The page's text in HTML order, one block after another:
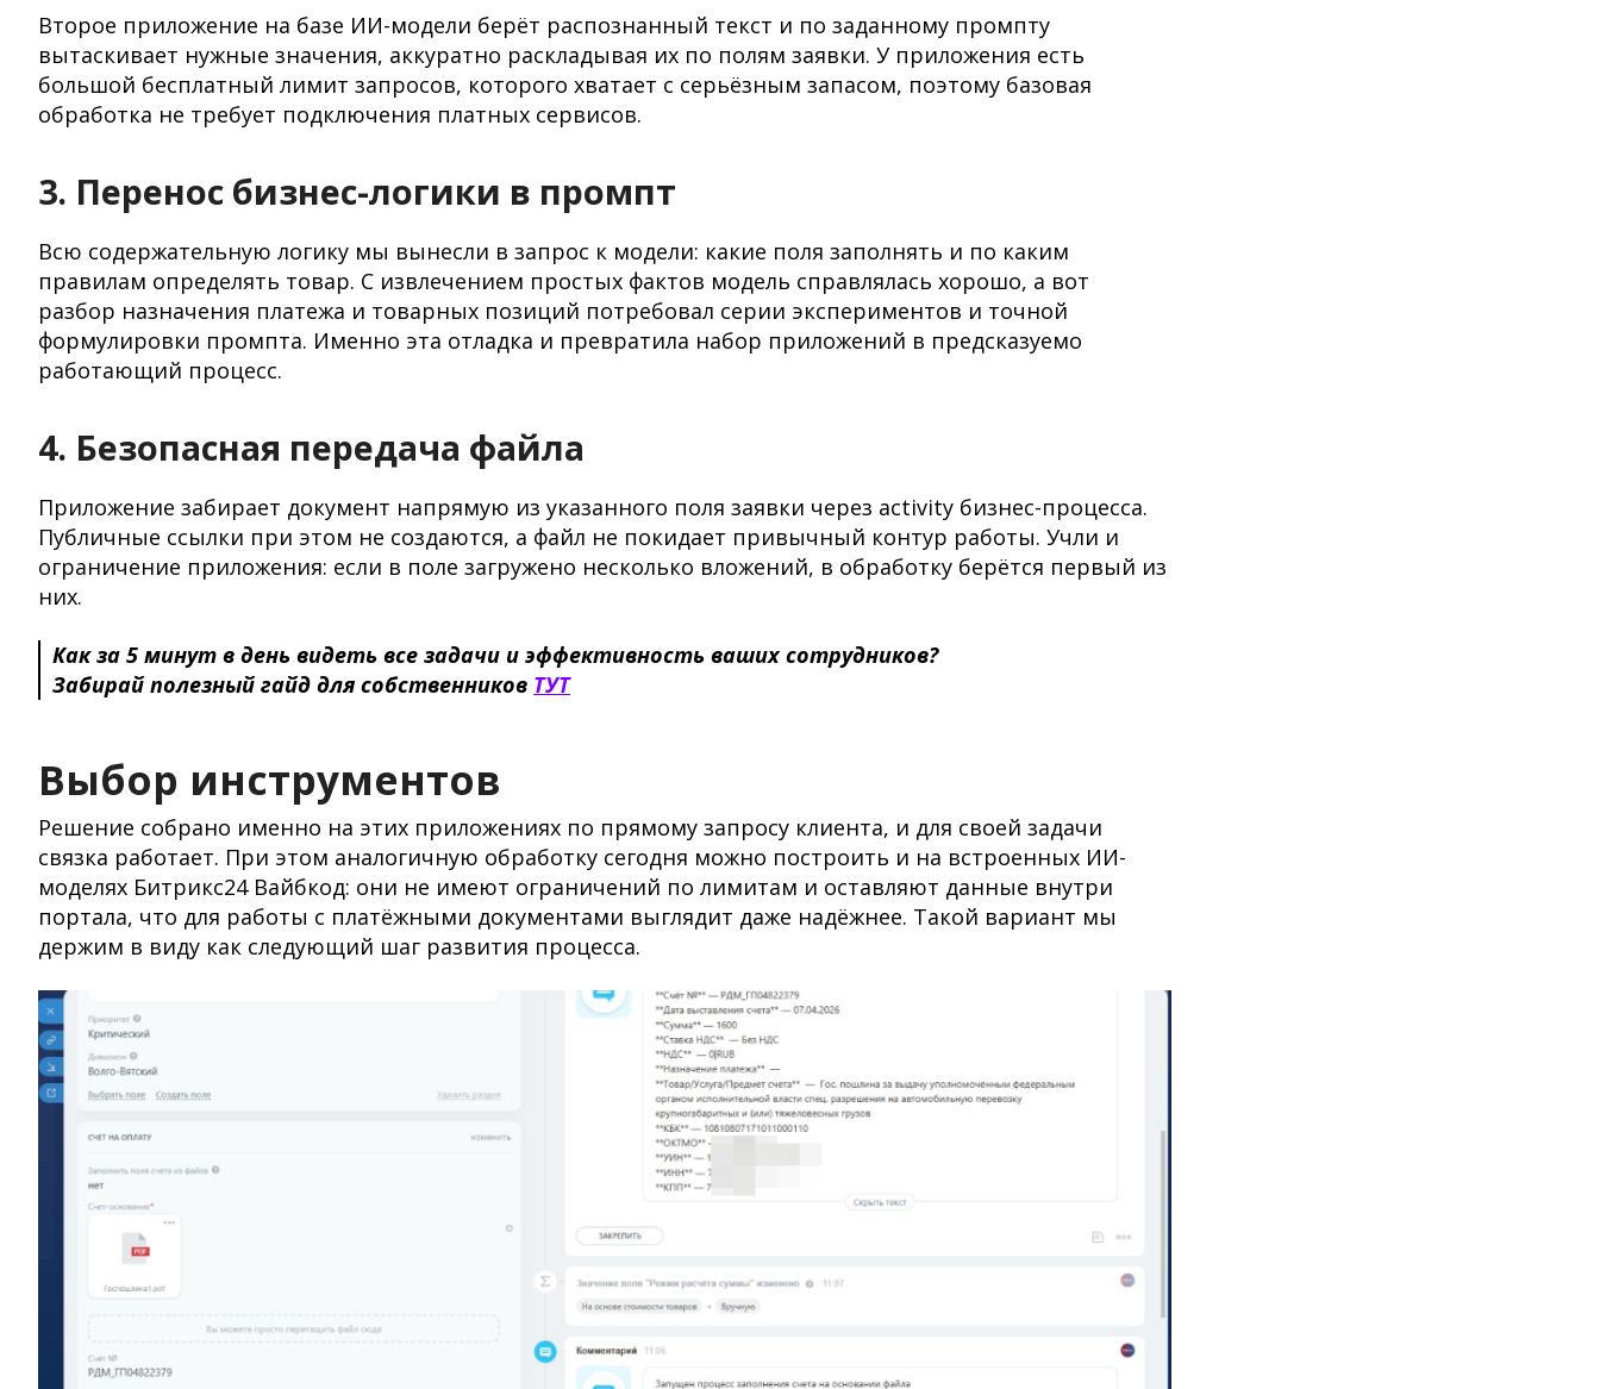
Второе приложение на базе ИИ-модели берёт распознанный текст и по заданному промпту
вытаскивает нужные значения, аккуратно раскладывая их по полям заявки. У приложения есть
большой бесплатный лимит запросов, которого хватает с серьёзным запасом, поэтому базовая
обработка не требует подключения платных сервисов.
3. Перенос бизнес-логики в промпт
Всю содержательную логику мы вынесли в запрос к модели: какие поля заполнять и по каким
правилам определять товар. С извлечением простых фактов модель справлялась хорошо, а вот
разбор назначения платежа и товарных позиций потребовал серии экспериментов и точной
формулировки промпта. Именно эта отладка и превратила набор приложений в предсказуемо
работающий процесс.
4. Безопасная передача файла
Приложение забирает документ напрямую из указанного поля заявки через activity бизнес-процесса.
Публичные ссылки при этом не создаются, а файл не покидает привычный контур работы. Учли и
ограничение приложения: если в поле загружено несколько вложений, в обработку берётся первый из
них.
Как за 5 минут в день видеть все задачи и эффективность ваших сотрудников?
Забирай полезный гайд для собственников ТУТ
Выбор инструментов
Решение собрано именно на этих приложениях по прямому запросу клиента, и для своей задачи
связка работает. При этом аналогичную обработку сегодня можно построить и на встроенных ИИ-
моделях Битрикс24 Вайбкод: они не имеют ограничений по лимитам и оставляют данные внутри
портала, что для работы с платёжными документами выглядит даже надёжнее. Такой вариант мы
держим в виду как следующий шаг развития процесса.